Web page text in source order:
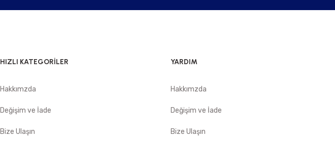
HIZLI KATEGORİLER
Hakkımzda
Değişim ve İade
Bize Ulaşın
YARDIM
Hakkımzda
Değişim ve İade
Bize Ulaşın